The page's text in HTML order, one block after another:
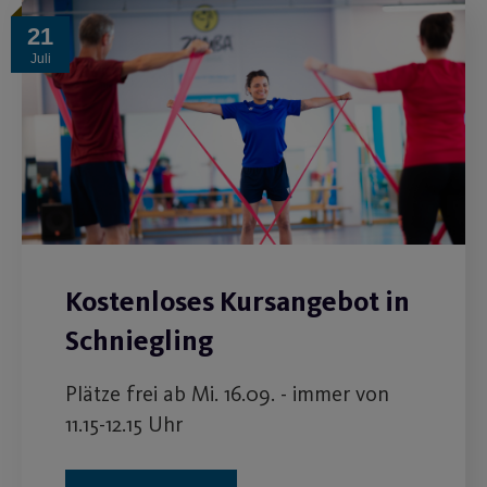
21
Juli
Kostenloses Kursangebot in
Schniegling
Plätze frei ab Mi. 16.09. - immer von
11.15-12.15 Uhr